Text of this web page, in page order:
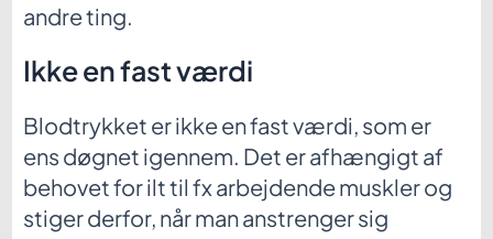
andre ting.
Ikke en fast værdi
Blodtrykket er ikke en fast værdi, som er
ens døgnet igennem. Det er afhængigt af
behovet for ilt til fx arbejdende muskler og
stiger derfor, når man anstrenger sig